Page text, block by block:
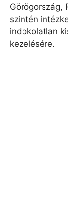
Görögország,
szintén
indokolatlan
kezelésére.